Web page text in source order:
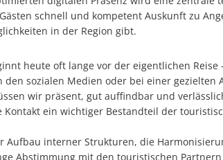
schnell und kompetent Auskunft zu
in der Region gibt.
heute oft lange vor der eigentlichen Reise
sozialen Medien oder bei einer gezielten
wir präsent, gut auffindbar und
Kontakt ein wichtiger Bestandteil der
Aufbau interner Strukturen, die
Abstimmung mit den touristischen